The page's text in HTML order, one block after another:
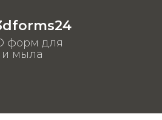
форм для
и мыла